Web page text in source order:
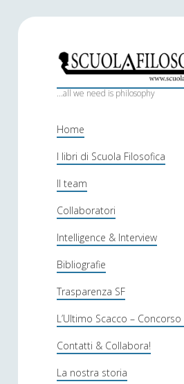
S
c
o
l
a
f
i
l
o
s
o
f
...all we need is philosophy
Home
I libri di Scuola Filosofica
Il team
Collaboratori
Intelligence & Interview
Bibliografie
Trasparenza SF
L’Ultimo Scacco –
Contatti & Collabora!
La nostra storia